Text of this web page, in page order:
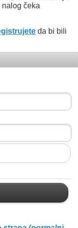
čeka
da bi bili